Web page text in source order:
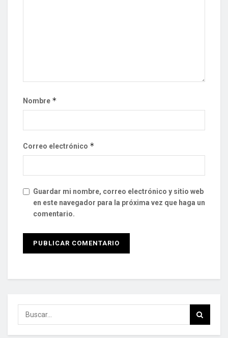
Nombre *
Correo electrónico *
Guardar mi nombre, correo electrónico y sitio web
en este navegador para la próxima vez que haga un
comentario.